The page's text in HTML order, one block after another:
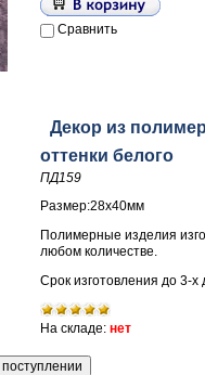
Сравнить
Декор из
оттенки белого
ПД159
Размер:28х40мм
Полимерные изделия
любом количестве.
Срок изготовления до 3-х
На складе: нет